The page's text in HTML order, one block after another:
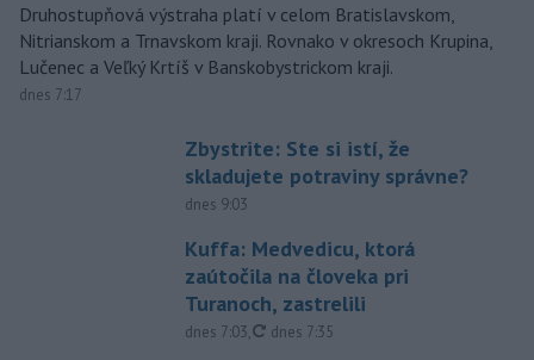
Druhostupňová výstraha platí v celom Bratislavskom,
Nitrianskom a Trnavskom kraji. Rovnako v okresoch Krupina,
Lučenec a Veľký Krtíš v Banskobystrickom kraji.
dnes 7:17
Zbystrite: Ste si istí, že
skladujete potraviny správne?
dnes 9:03
Kuffa: Medvedicu, ktorá
zaútočila na človeka pri
Turanoch, zastrelili
dnes 7:03, aktualizované
dnes 7:35